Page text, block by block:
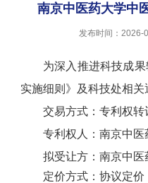
南京中医药大学中
发布时间：2026-
为深入推进科技成
实施细则》及科技处相
交易方式：专利权转
专利权人：南京中医
拟受让方： 南京中医
定价方式：协议定价